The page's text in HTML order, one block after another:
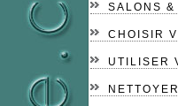
SALONS &
CHOISIR
UTILISER